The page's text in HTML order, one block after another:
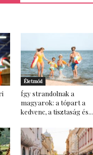
Életmód
Így strandolnak a
magyarok: a tópart a
kedvenc, a tisztaság és...